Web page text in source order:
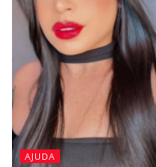
AJUDA